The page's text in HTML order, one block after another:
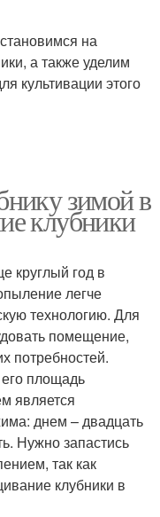
на
а также уделим
культивации этого
зимой в
клубники
круглый год в
легче
технологию. Для
помещение,
потребностей.
площадь
является
днем – двадцать
Нужно запастись
так как
клубники в